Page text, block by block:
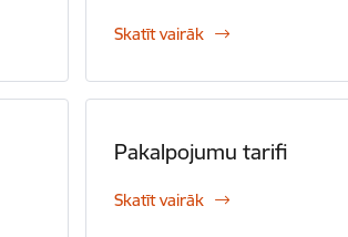
Skatīt vairāk
Pakalpojumu tarifi
Skatīt vairāk